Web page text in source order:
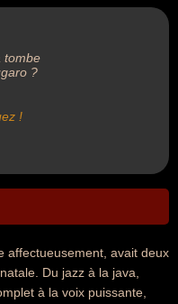
tombe
?
!
affectueusement, avait deux
Du jazz à la java,
à la voix puissante,